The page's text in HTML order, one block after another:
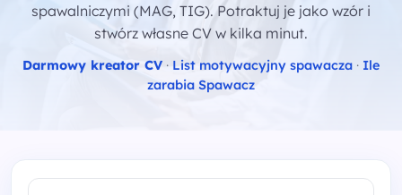
spawalniczymi (MAG, TIG). Potraktuj je jako wzór i
stwórz własne CV w kilka minut.
Darmowy kreator CV · List motywacyjny spawacza · Ile
zarabia Spawacz